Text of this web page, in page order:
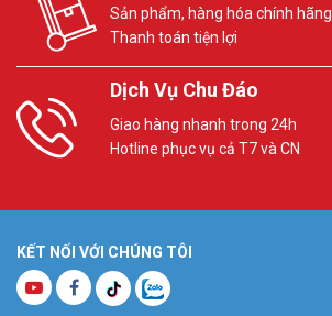
Sản phẩm, hàng hóa chính hãng
Thanh toán tiện lợi
Dịch Vụ Chu Đáo
Giao hàng nhanh trong 24h
Hotline phục vụ cả T7 và CN
KẾT NỐI VỚI CHÚNG TÔI